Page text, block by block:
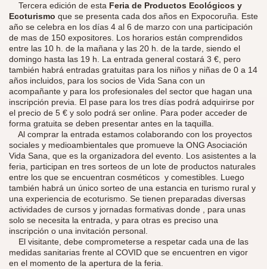
Tercera edición de esta Feria de Productos Ecológicos y
Ecoturismo que se presenta cada dos años en Expocoruña. Este
año se celebra en los días 4 al 6 de marzo con una participación
de mas de 150 expositores. Los horarios están comprendidos
entre las 10 h. de la mañana y las 20 h. de la tarde, siendo el
domingo hasta las 19 h. La entrada general costará 3 €, pero
también habrá entradas gratuitas para los niños y niñas de 0 a 14
años incluidos, para los socios de Vida Sana con un
acompañante y para los profesionales del sector que hagan una
inscripción previa. El pase para los tres días podrá adquirirse por
el precio de 5 € y solo podrá ser online. Para poder acceder de
forma gratuita se deben presentar antes en la taquilla.
Al comprar la entrada estamos colaborando con los proyectos
sociales y medioambientales que promueve la ONG Asociación
Vida Sana, que es la organizadora del evento. Los asistentes a la
feria, participan en tres sorteos de un lote de productos naturales
entre los que se encuentran cosméticos y comestibles. Luego
también habrá un único sorteo de una estancia en turismo rural y
una experiencia de ecoturismo. Se tienen preparadas diversas
actividades de cursos y jornadas formativas donde , para unas
solo se necesita la entrada, y para otras es preciso una
inscripción o una invitación personal.
El visitante, debe comprometerse a respetar cada una de las
medidas sanitarias frente al COVID que se encuentren en vigor
en el momento de la apertura de la feria.